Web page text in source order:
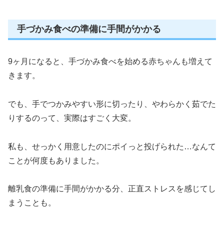
手づかみ食べの準備に手間がかかる
9ヶ月になると、手づかみ食べを始める赤ちゃんも増えて
きます。
でも、手でつかみやすい形に切ったり、やわらかく茹でた
りするのって、実際はすごく大変。
私も、せっかく用意したのにポイっと投げられた…なんて
ことが何度もありました。
離乳食の準備に手間がかかる分、正直ストレスを感じてし
まうことも。